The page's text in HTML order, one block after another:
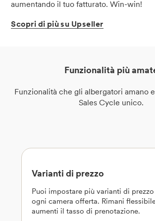
aumentando il tuo fatturato. Win-win!
Scopri di piùsu Upseller
Funzionalità più
Funzionalità che gli albergatori amano
Sales Cycle unico.
Varianti di prezzo
Puoi impostare più varianti di
ogni camera offerta. Rimani
aumenti il tasso di prenotazione.